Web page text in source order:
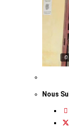
©
Nous